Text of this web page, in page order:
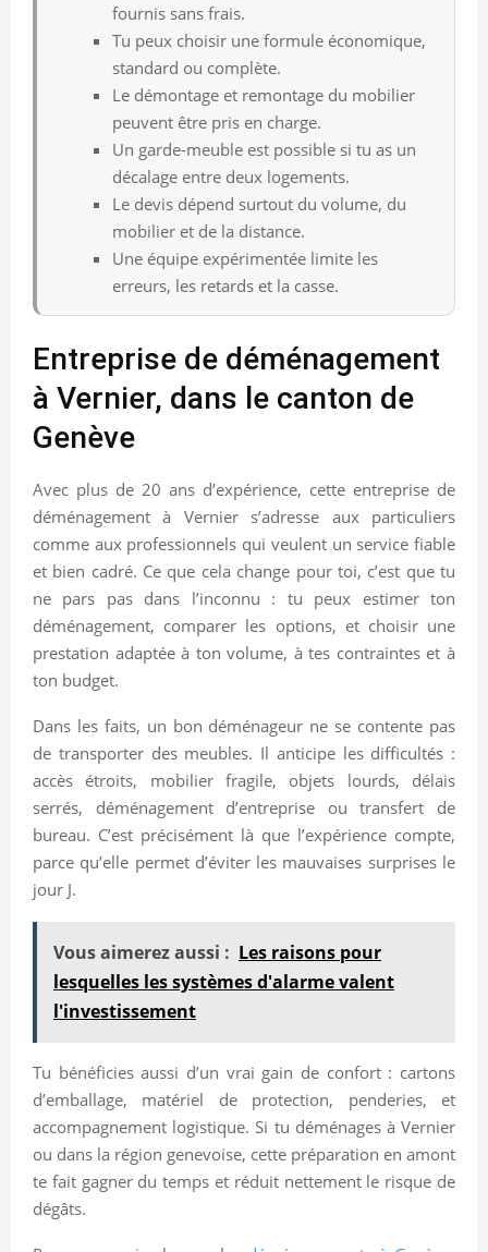
fournis sans frais.
Tu peux choisir une formule économique,
standard ou complète.
Le démontage et remontage du mobilier
peuvent être pris en charge.
Un garde-meuble est possible si tu as un
décalage entre deux logements.
Le devis dépend surtout du volume, du
mobilier et de la distance.
Une équipe expérimentée limite les
erreurs, les retards et la casse.
Entreprise de déménagement
à Vernier, dans le canton de
Genève
Avec plus de 20 ans d’expérience, cette entreprise de
déménagement à Vernier s’adresse aux particuliers
comme aux professionnels qui veulent un service fiable
et bien cadré. Ce que cela change pour toi, c’est que tu
ne pars pas dans l’inconnu : tu peux estimer ton
déménagement, comparer les options, et choisir une
prestation adaptée à ton volume, à tes contraintes et à
ton budget.
Dans les faits, un bon déménageur ne se contente pas
de transporter des meubles. Il anticipe les difficultés :
accès étroits, mobilier fragile, objets lourds, délais
serrés, déménagement d’entreprise ou transfert de
bureau. C’est précisément là que l’expérience compte,
parce qu’elle permet d’éviter les mauvaises surprises le
jour J.
Vous aimerez aussi : Les raisons pour
lesquelles les systèmes d'alarme valent
l'investissement
Tu bénéficies aussi d’un vrai gain de confort : cartons
d’emballage, matériel de protection, penderies, et
accompagnement logistique. Si tu déménages à Vernier
ou dans la région genevoise, cette préparation en amont
te fait gagner du temps et réduit nettement le risque de
dégâts.